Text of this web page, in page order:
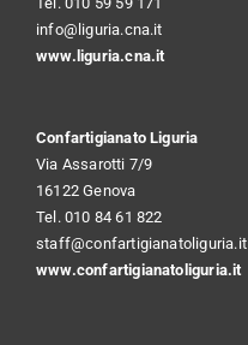
info@liguria.cna.it
www.liguria.cna.it
Confartigianato Liguria
Via Assarotti 7/9
16122 Genova
Tel. 010 84 61 822
staff@confartigianatoliguria.it
www.confartigianatoliguria.it